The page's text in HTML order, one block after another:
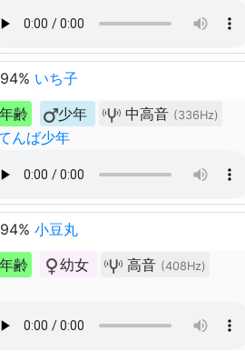
94% いち子
齢
少年 中高音 (336Hz)
んば少年
94% 小豆丸
齢
幼女 高音 (408Hz)